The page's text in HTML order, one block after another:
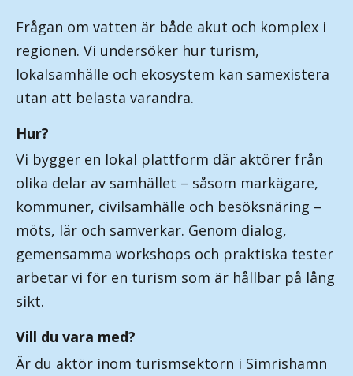
Frågan om vatten är både akut och komplex i
regionen. Vi undersöker hur turism,
lokalsamhälle och ekosystem kan samexistera
utan att belasta varandra.
Hur?
Vi bygger en lokal plattform där aktörer från
olika delar av samhället – såsom markägare,
kommuner, civilsamhälle och besöksnäring –
möts, lär och samverkar. Genom dialog,
gemensamma workshops och praktiska tester
arbetar vi för en turism som är hållbar på lång
sikt.
Vill du vara med?
Är du aktör inom turismsektorn i Simrishamn